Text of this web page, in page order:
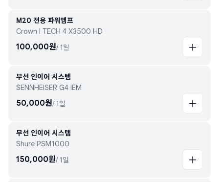
M20 전용 파워앰프
Crown I TECH 4 X3500 HD
100,000원/ 1일
무선 인이어 시스템
SENNHEISER G4 IEM
50,000원/ 1일
무선 인이어 시스템
Shure PSM1000
150,000원/ 1일